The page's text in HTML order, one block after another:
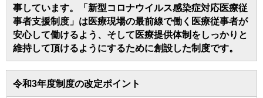
事しています。「新型コロナウイルス感染症対応医療従
事者支援制度」は医療現場の最前線で働く医療従事者が
安心して働けるよう、そして医療提供体制をしっかりと
維持して頂けるようにするために創設した制度です。
令和3年度制度の改定ポイント